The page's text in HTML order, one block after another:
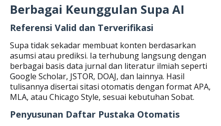
Berbagai Keunggulan Supa AI
Referensi Valid dan Terverifikasi
Supa tidak sekadar membuat konten berdasarkan
asumsi atau prediksi. Ia terhubung langsung dengan
berbagai basis data jurnal dan literatur ilmiah seperti
Google Scholar, JSTOR, DOAJ, dan lainnya. Hasil
tulisannya disertai sitasi otomatis dengan format APA,
MLA, atau Chicago Style, sesuai kebutuhan Sobat.
Penyusunan Daftar Pustaka Otomatis